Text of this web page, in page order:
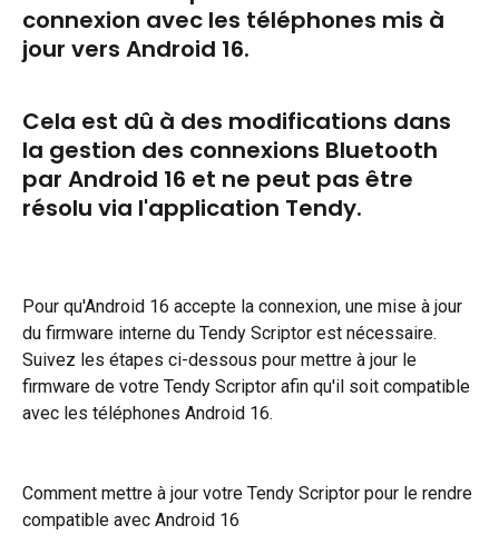
connexion avec les téléphones mis à
jour vers Android 16.
Cela est dû à des modifications dans
la gestion des connexions Bluetooth
par Android 16 et ne peut pas être
résolu via l'application Tendy.
Pour qu'Android 16 accepte la connexion, une mise à jour
du firmware interne du Tendy Scriptor est nécessaire.
Suivez les étapes ci-dessous pour mettre à jour le
firmware de votre Tendy Scriptor afin qu'il soit compatible
avec les téléphones Android 16.
​Comment mettre à jour votre Tendy Scriptor pour le rendre
compatible avec Android 16